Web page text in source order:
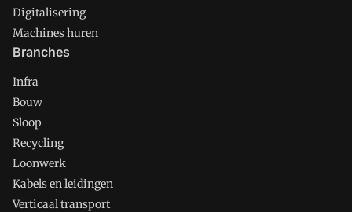
Digitalisering
Machines huren
Branches
Infra
Bouw
Sloop
Recycling
Loonwerk
Kabels en leidingen
Verticaal transport